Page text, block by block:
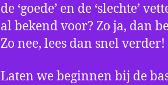
de ‘goede’ en de ‘slechte’
al bekend voor? Zo ja, dan
Zo nee, lees dan snel verder!
Laten we beginnen bij de